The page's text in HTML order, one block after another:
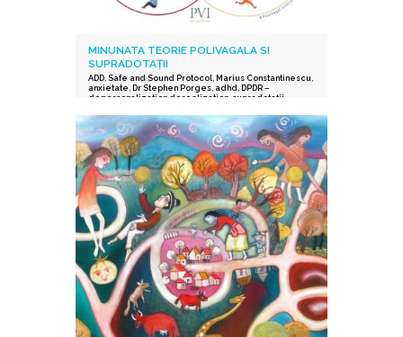
MINUNATA TEORIE POLIVAGALA SI
SUPRADOTAȚII
ADD, Safe and Sound Protocol, Marius Constantinescu,
anxietate, Dr Stephen Porges, adhd, DPDR –
depersonalization derealization, supradotații.
supraexcitabilitate supradotati,Protocolul Safe and
Sound
,procesarea senzorială și auditorie
supradotati,Editura Herald,teoria polivagala,
Vindecare in ritmul tau,TSA